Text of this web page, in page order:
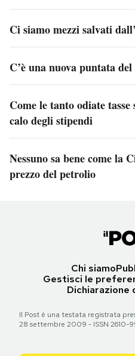
Ci siamo mezzi salvati
C’è una nuova puntata
Come le tanto odiate
calo degli stipendi
Nessuno sa bene come la
prezzo del petrolio
Chi siamo
Gestisci le
Dichiarazione
Il Post è una testata registrata
28 settembre 2009 - ISSN 2610-